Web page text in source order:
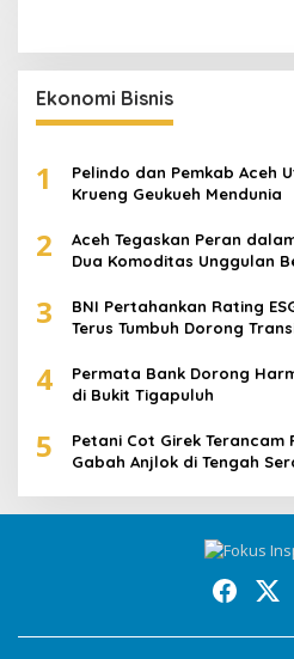
Ekonomi Bisnis
1
Pelindo dan Pemkab Aceh
Krueng Geukueh Mendunia
2
Aceh Tegaskan Peran
Dua Komoditas Unggulan
3
BNI Pertahankan Rating
Terus Tumbuh Dorong
4
Permata Bank Dorong
di Bukit Tigapuluh
5
Petani Cot Girek Terancam
Gabah Anjlok di Tengah